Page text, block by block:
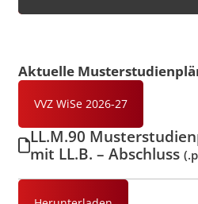
Aktuelle
VVZ WiSe 2026-27
LL.M.90
mit LL.B. – Abschluss